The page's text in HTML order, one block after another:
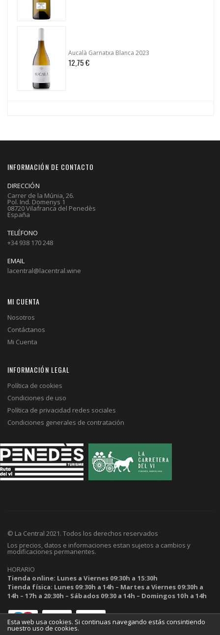
Aucalà Garnatxa Blanca 2023
12,75 €
INFORMACIÓN DE CONTACTO
DIRECCIÓN
Carrer de la Múnia, 26.
Pol. Ind. Domenys 1
08720 Vilafranca del Penedès
España
TELÉFONO
+34 938 170 248
EMAIL
lacentral@lacentral.wine
MI CUENTA
Nosotros
Contáctanos
Mi Cuenta
INFORMACIÓN LEGAL
Política de cookies
Condiciones de uso
Política de privacidad redes sociales
Condiciones generales de contratación
© La Central 2021. Todos los derechos reservados
Los precios, datos e informaciones estan sujetos a cambios y
modificaciones permanentes.
HORARIO
Tienda online: Lunes a Viernes 09:30h a 15:30h
Tienda física: Lunes 09:30h a 14h – Martes a Viernes 09:30h a
14h – 17h a 20:30h – Sábados 09:30 a 14h – Domingos 10h a 14h
Esta web usa cookies. Si continuas navegando estás consintiendo
nuestro uso de cookies.